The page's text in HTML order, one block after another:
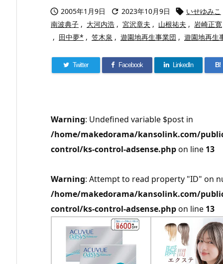
 2005年1月9日  2023年10月9日  いせゆみこ
南波典子 , 大河内浩 , 宮沢章夫 , 山根祐夫 , 岩崎正寛
, 田中夢* , 笠木泉 , 遊園地再生事業団 , 遊園地再生
Twitter Facebook LinkedIn B!
Warning: Undefined variable $post in
/home/makedorama/kansolink.com/
control/ks-control-adsense.phpon line 13
Warning: Attempt to read property "ID" on
/home/makedorama/kansolink.com/
control/ks-control-adsense.phpon line 13